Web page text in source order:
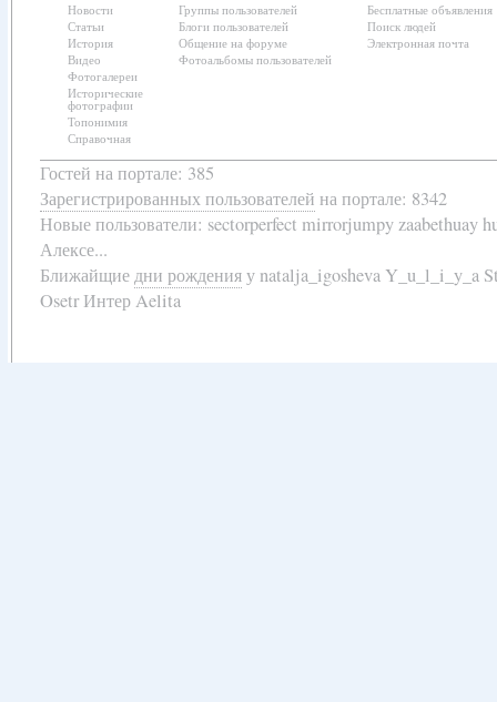
Новости
Статьи
История
Видео
Фотогалереи
Исторические
фотографии
Топонимия
Справочная
Группы пользователей
Блоги пользователей
Общение на форуме
Фотоальбомы пользователей
Бесплатные объявления
Поиск людей
Электронная почта
Гостей на портале: 385
Зарегистрированных пользователей на портале: 8342
Новые пользователи: sectorperfect mirrorjumpy zaabethuay
Алексе...
Ближайщиедни рожденияу natalja_igosheva Y_u_l_i_y_a
Osetr Интер Aelita